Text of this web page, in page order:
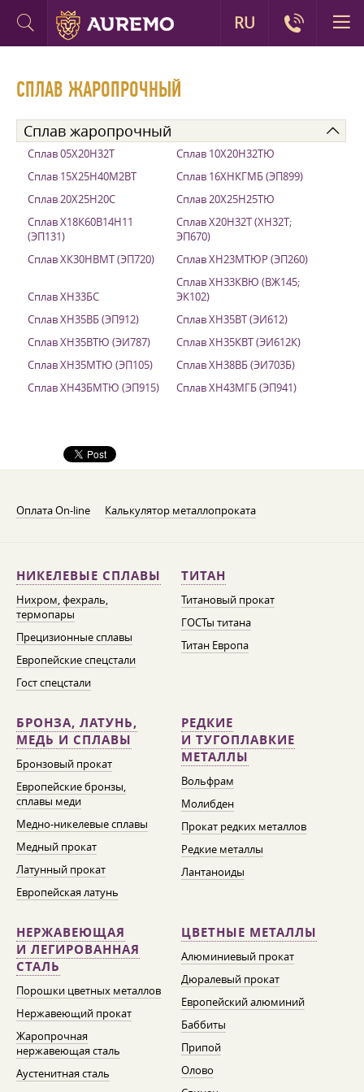
СПЛАВ ЖАРОПРОЧНЫЙ
Сплав жаропрочный
Сплав 05Х20Н32Т
Сплав 10Х20Н32ТЮ
Сплав 15Х25Н40М2ВТ
Сплав 16ХНКГМБ (ЭП899)
Сплав 20Х25Н20С
Сплав 20Х25Н25ТЮ
Сплав Х18К60В14Н11
(ЭП131)
Сплав Х20Н32Т (ХН32Т;
ЭП670)
Сплав ХК30НВМТ (ЭП720)
Сплав ХН23МТЮР (ЭП260)
Сплав ХН33БС
Сплав ХН33КВЮ (ВЖ145;
ЭК102)
Сплав ХН35ВБ (ЭП912)
Сплав ХН35ВТ (ЭИ612)
Сплав ХН35ВТЮ (ЭИ787)
Сплав ХН35КВТ (ЭИ612К)
Сплав ХН35МТЮ (ЭП105)
Сплав ХН38ВБ (ЭИ703Б)
Сплав ХН43БМТЮ (ЭП915)
Сплав ХН43МГБ (ЭП941)
Оплата On-line Калькулятор металлопроката
НИКЕЛЕВЫЕ СПЛАВЫ
Нихром, фехраль,
термопары
Прецизионные сплавы
Европейские спецстали
Гост спецстали
ТИТАН
Титановый прокат
ГОСТы титана
Титан Европа
БРОНЗА, ЛАТУНЬ,
МЕДЬ И СПЛАВЫ
Бронзовый прокат
Европейские бронзы,
сплавы меди
Медно-никелевые сплавы
Медный прокат
Латунный прокат
Европейская латунь
РЕДКИЕ
И ТУГОПЛАВКИЕ
МЕТАЛЛЫ
Вольфрам
Молибден
Прокат редких металлов
Редкие металлы
Лантаноиды
НЕРЖАВЕЮЩАЯ
И ЛЕГИРОВАННАЯ
СТАЛЬ
Порошки цветных металлов
Нержавеющий прокат
Жаропрочная
нержавеющая сталь
Аустенитная сталь
ЦВЕТНЫЕ МЕТАЛЛЫ
Алюминиевый прокат
Дюралевый прокат
Европейский алюминий
Баббиты
Припой
Олово
RU